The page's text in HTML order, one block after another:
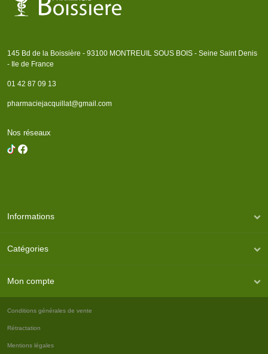
145 Bd de la Boissière - 93100 MONTREUIL SOUS BOIS - Seine Saint Denis
- Ile de France
01 42 87 09 13
pharmaciejacquillat@gmail.com
Nos réseaux
Informations
Catégories
Mon compte
Conditions générales de vente
Rétractation
Mentions légales